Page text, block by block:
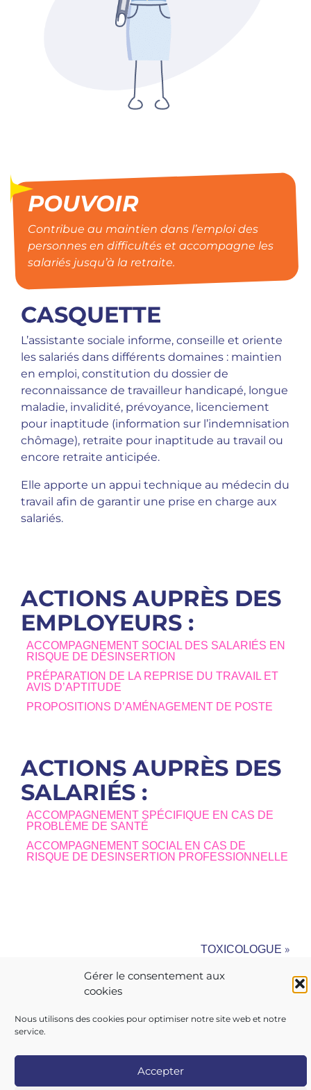
Gérer le consentement aux
cookies
Nous utilisons des cookies pour optimiser notre site web et notre
service.
Accepter
POUVOIR
Contribue au maintien dans l’emploi des
personnes en difficultés et accompagne les
salariés jusqu’à la retraite.
CASQUETTE
L’assistante sociale informe, conseille et oriente
les salariés dans différents domaines : maintien
en emploi, constitution du dossier de
reconnaissance de travailleur handicapé, longue
maladie, invalidité, prévoyance, licenciement
pour inaptitude (information sur l’indemnisation
chômage), retraite pour inaptitude au travail ou
encore retraite anticipée.
Elle apporte un appui technique au médecin du
travail afin de garantir une prise en charge aux
salariés.
ACTIONS AUPRÈS DES
EMPLOYEURS :
ACCOMPAGNEMENT SOCIAL DES SALARIÉS EN
RISQUE DE DÉSINSERTION
PRÉPARATION DE LA REPRISE DU TRAVAIL ET
AVIS D’APTITUDE
PROPOSITIONS D’AMÉNAGEMENT DE POSTE
ACTIONS AUPRÈS DES
SALARIÉS :
ACCOMPAGNEMENT SPÉCIFIQUE EN CAS DE
PROBLÈME DE SANTÉ
ACCOMPAGNEMENT SOCIAL EN CAS DE
RISQUE DE DESINSERTION PROFESSIONNELLE
TOXICOLOGUE »
Copyright 2026 AIST 84 |